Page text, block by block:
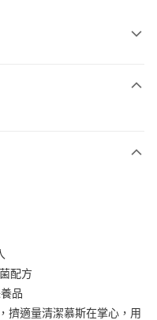
配方
品
擠適量清潔慕斯在掌心，用